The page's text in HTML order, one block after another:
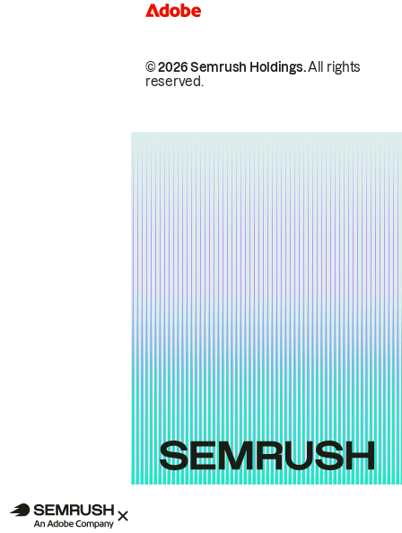
© 2026 Semrush Holdings.All rights
reserved.